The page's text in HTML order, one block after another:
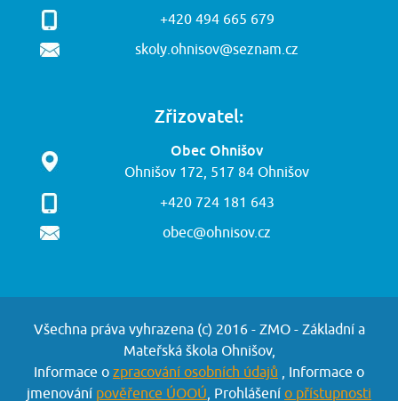
+420 494 665 679
skoly.ohnisov@seznam.cz
Zřizovatel:
Obec Ohnišov
Ohnišov 172, 517 84 Ohnišov
+420 724 181 643
obec@ohnisov.cz
Všechna práva vyhrazena (c) 2016 - ZMO - Základní a
Mateřská škola Ohnišov,
Informace o zpracování osobních údajů , Informace o
jmenování pověřence ÚOOÚ, Prohlášení o přístupnosti